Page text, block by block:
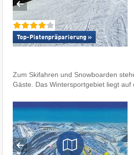
Top-Pistenpräparierung »
Zum Skifahren und Snowboarden
Gäste. Das Wintersportgebiet liegt auf